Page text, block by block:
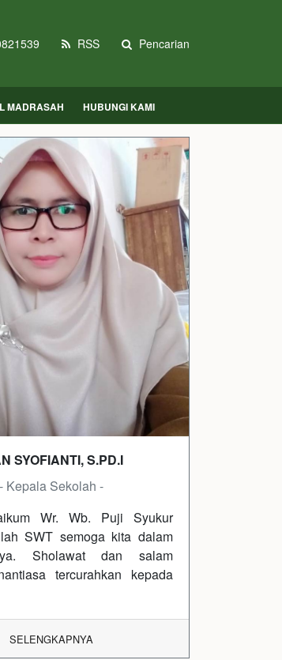
RSS Pencarian
MADRASAH HUBUNGI KAMI
SYOFIANTI, S.PD.I
- Kepala Sekolah -
Wr. Wb. Puji Syukur
SWT semoga kita dalam
Sholawat dan salam
tercurahkan kepada
SELENGKAPNYA